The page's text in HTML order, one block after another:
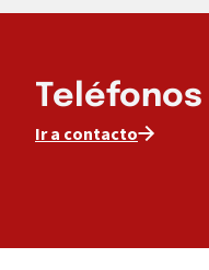
Teléfonos
Ir a contacto